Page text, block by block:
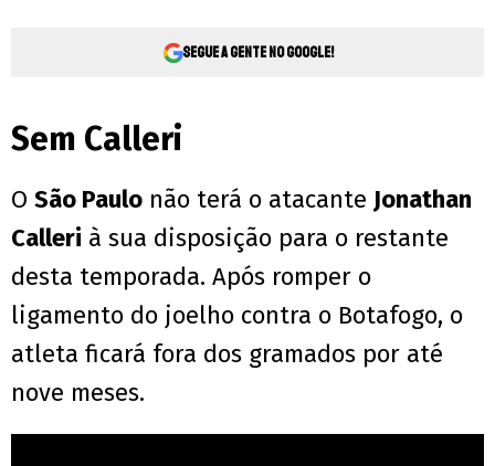
Segue a gente no Google!
Sem Calleri
O São Paulo não terá o atacante Jonathan
Calleri à sua disposição para o restante
desta temporada. Após romper o
ligamento do joelho contra o Botafogo, o
atleta ficará fora dos gramados por até
nove meses.